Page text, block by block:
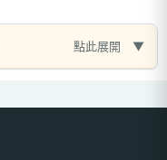
點此展開